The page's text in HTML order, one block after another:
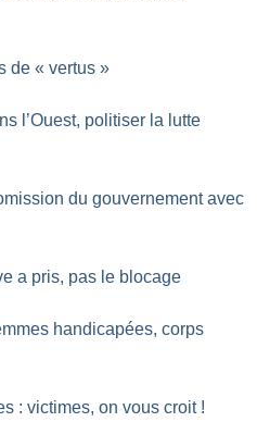
de « vertus »
l’Ouest, politiser la lutte
du gouvernement avec
a pris, pas le blocage
handicapées, corps
: victimes, on vous croit !